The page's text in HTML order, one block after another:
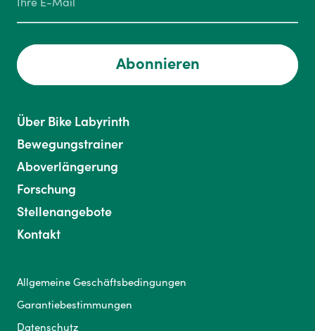
Abonnieren
Über Bike Labyrinth
Bewegungstrainer
Aboverlängerung
Forschung
Stellenangebote
Kontakt
Allgemeine Geschäftsbedingungen
Garantiebestimmungen
Datenschutz